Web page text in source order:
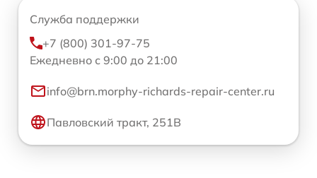
Служба поддержки
+7 (800) 301-97-75
Ежедневно с 9:00 до 21:00
info@brn.morphy-richards-repair-center.ru
Павловский тракт, 251В